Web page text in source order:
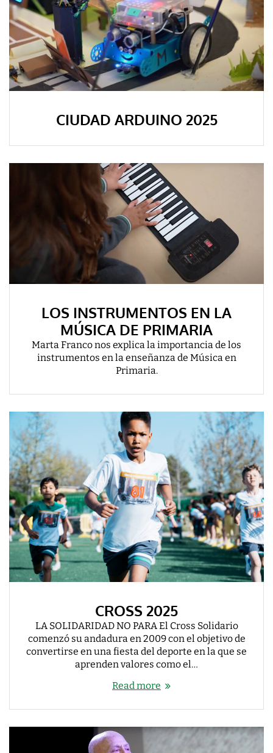
CIUDAD ARDUINO 2025
LOS INSTRUMENTOS EN LA
MÚSICA DE PRIMARIA
Marta Franco nos explica la importancia de los
instrumentos en la enseñanza de Música en
Primaria.
CROSS 2025
LA SOLIDARIDAD NO PARA El Cross Solidario
comenzó su andadura en 2009 con el objetivo de
convertirse en una fiesta del deporte en la que se
aprenden valores como el…
Read more